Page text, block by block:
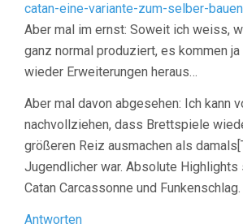
catan-eine-variante-zum-selber-
Aber mal im ernst: Soweit ich weiss,
ganz normal produziert, es kommen
wieder Erweiterungen heraus…
Aber mal davon abgesehen: Ich kann
nachvollziehen, dass Brettspiele
größeren Reiz ausmachen als
Jugendlicher war. Absolute Highlights
Catan Carcassonne und Funkenschlag.
Antworten